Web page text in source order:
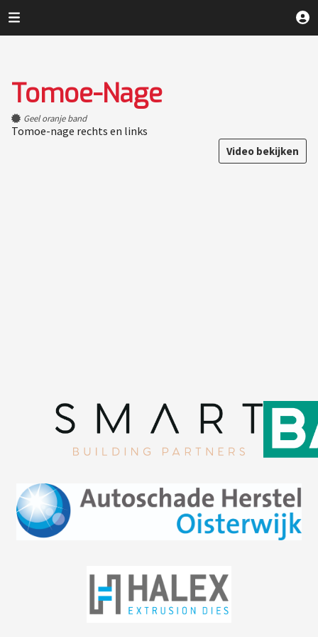
Tomoe-Nage
Geel oranje band
Tomoe-nage rechts en links
Video bekijken